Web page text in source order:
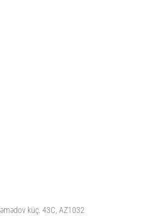
küç. 43C, AZ1032